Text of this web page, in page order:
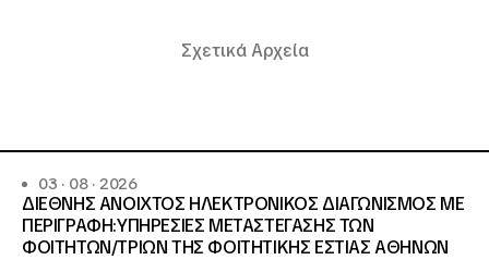
Σχετικά Αρχεία
03 · 08 · 2026
ΔΙΕΘΝΗΣ ΑΝΟΙΧΤΟΣ ΗΛΕΚΤΡΟΝΙΚΟΣ ΔΙΑΓΩΝΙΣΜΟΣ ΜΕ
ΠΕΡΙΓΡΑΦΗ:ΥΠΗΡΕΣΙΕΣ METAΣΤΕΓΑΣΗΣ ΤΩΝ
ΦΟΙΤΗΤΩΝ/ΤΡΙΩΝ ΤΗΣ ΦΟΙΤΗΤΙΚΗΣ ΕΣΤΙΑΣ ΑΘΗΝΩΝ